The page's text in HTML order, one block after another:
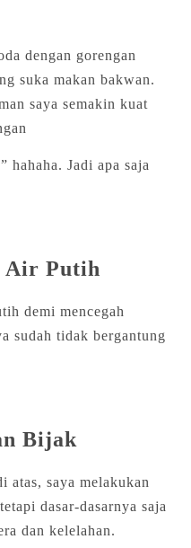
dengan gorengan
suka makan bakwan.
saya semakin kuat
hahaha. Jadi apa saja
Air Putih
demi mencegah
sudah tidak bergantung
Bijak
atas, saya melakukan
dasar-dasarnya saja
dan kelelahan.